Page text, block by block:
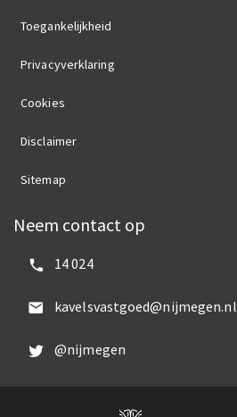
Toegankelijkheid
Privacyverklaring
Cookies
Disclaimer
Sitemap
Neem contact op
Bel ons:
14 024
Mail ons:
kavelsvastgoed@nijmegen.nl
Volg ons op Twitter:
@nijmegen